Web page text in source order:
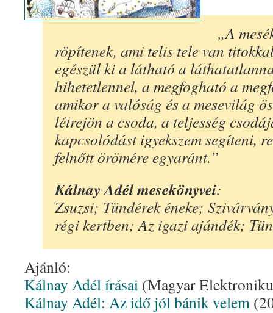
„A
röpítenek, ami telis tele van
egészül ki a látható a
hihetetlennel, a megfogható a
amikor a valóság és a mesevilág
létrejön a csoda, a teljesség
kapcsolódást igyekszem segíteni,
felnőtt örömére egyaránt.”
Kálnay Adél mesekönyvei:
Zsuzsi; Tündérek éneke;
régi kertben; Az igazi ajándék;
Ajánló:
Kálnay Adél írásai (Magyar
Kálnay Adél: Az idő jól bánik velem